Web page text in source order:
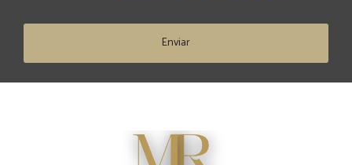
¿Es recomendable negociar el precio?
Sí, siempre es recomendable negociar basándote en
datos concretos; esto puede ayudarte a conseguir
Enviar